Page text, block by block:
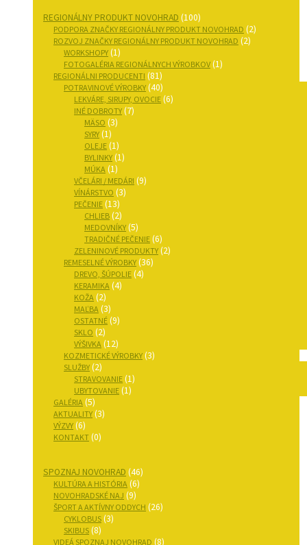
REGIONÁLNY PRODUKT NOVOHRAD (100)
PODPORA ZNAČKY REGIONÁLNY PRODUKT NOVOHRAD (2)
ROZVOJ ZNAČKY REGIONÁLNY PRODUKT NOVOHRAD (2)
WORKSHOPY (1)
FOTOGALÉRIA REGIONÁLNYCH VÝROBKOV (1)
REGIONÁLNI PRODUCENTI (81)
POTRAVINOVÉ VÝROBKY (40)
LEKVÁRE, SIRUPY, OVOCIE (6)
INÉ DOBROTY (7)
MÄSO (3)
SYRY (1)
OLEJE (1)
BYLINKY (1)
MÚKA (1)
VČELÁRI / MEDÁRI (9)
VÍNÁRSTVO (3)
PEČENIE (13)
CHLIEB (2)
MEDOVNÍKY (5)
TRADIČNÉ PEČENIE (6)
ZELENINOVÉ PRODUKTY (2)
REMESELNÉ VÝROBKY (36)
DREVO, ŠÚPOLIE (4)
KERAMIKA (4)
KOŽA (2)
MAĽBA (3)
OSTATNÉ (9)
SKLO (2)
VÝŠIVKA (12)
KOZMETICKÉ VÝROBKY (3)
SLUŽBY (2)
STRAVOVANIE (1)
UBYTOVANIE (1)
GALÉRIA (5)
AKTUALITY (3)
VÝZVY (6)
KONTAKT (0)
SPOZNAJ NOVOHRAD (46)
KULTÚRA A HISTÓRIA (6)
NOVOHRADSKÉ NAJ (9)
ŠPORT A AKTÍVNY ODDYCH (26)
CYKLOBUS (3)
SKIBUS (8)
VIDEÁ SPOZNAJ NOVOHRAD (8)